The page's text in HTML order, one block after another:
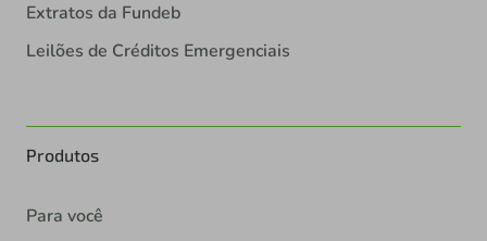
Extratos da Fundeb
Leilões de Créditos Emergenciais
Produtos
Para você